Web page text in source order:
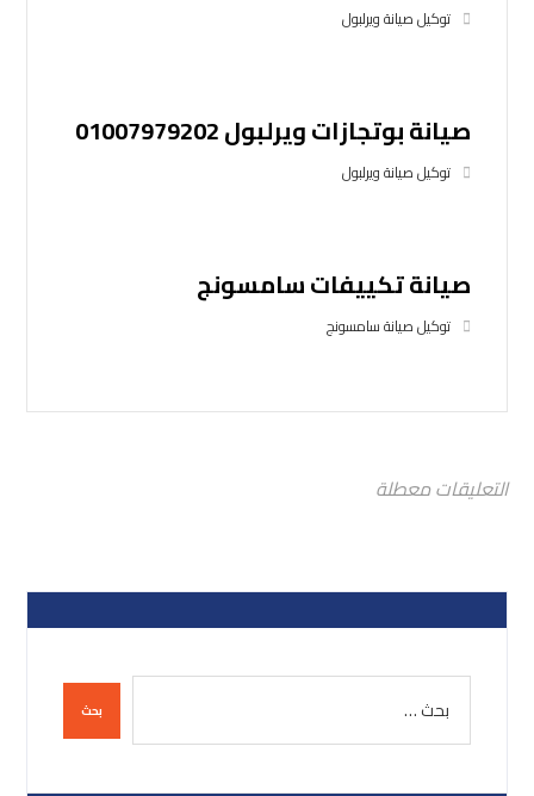
توكيل صيانة ويرلبول
صيانة بوتجازات ويرلبول 01007979202
توكيل صيانة ويرلبول
صيانة تكييفات سامسونج
توكيل صيانة سامسونج
التعليقات معطلة